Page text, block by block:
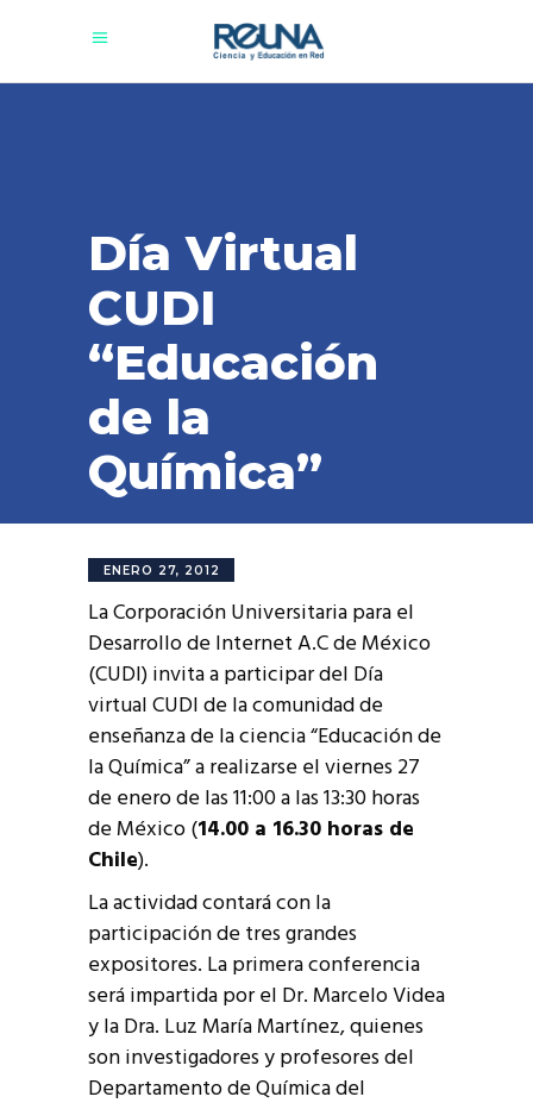
Día Virtual
CUDI
“Educación
de la
Química”
ENERO 27, 2012
La Corporación Universitaria para el
Desarrollo de Internet A.C de México
(CUDI) invita a participar del Día
virtual CUDI de la comunidad de
enseñanza de la ciencia “Educación de
la Química” a realizarse el viernes 27
de enero de las 11:00 a las 13:30 horas
de México (14.00 a 16.30 horas de
Chile).
La actividad contará con la
participación de tres grandes
expositores. La primera conferencia
será impartida por el Dr. Marcelo Videa
y la Dra. Luz María Martínez, quienes
son investigadores y profesores del
Departamento de Química del